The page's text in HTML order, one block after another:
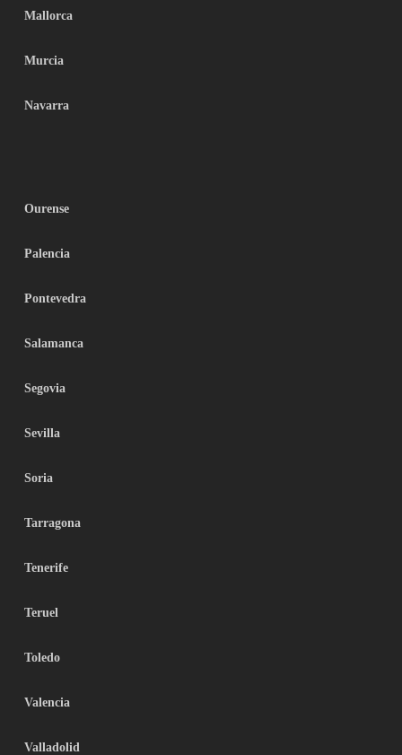
Mallorca
Murcia
Navarra
Ourense
Palencia
Pontevedra
Salamanca
Segovia
Sevilla
Soria
Tarragona
Tenerife
Teruel
Toledo
Valencia
Valladolid